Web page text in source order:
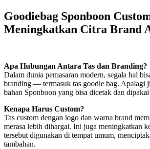
Goodiebag Sponboon
Meningkatkan Citra Brand
Apa Hubungan Antara Tas dan Branding?
Dalam dunia pemasaran modern, segala hal
branding — termasuk tas goodie bag. Apalagi
bahan Sponboon yang bisa dicetak dan
Kenapa Harus Custom?
Tas custom dengan logo dan warna brand
merasa lebih dihargai. Ini juga meningkatkan
tersebut digunakan di tempat umum,
tambahan.